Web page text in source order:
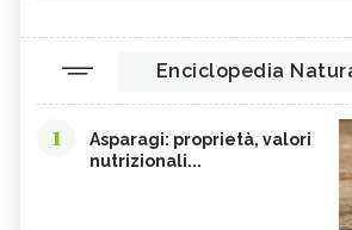
Enciclopedia
1
Asparagi: proprietà, valori
nutrizionali...